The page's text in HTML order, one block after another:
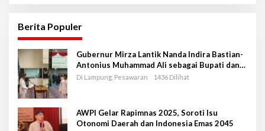
Berita Populer
Gubernur Mirza Lantik Nanda Indira Bastian-
Antonius Muhammad Ali sebagai Bupati dan
Wakil Bupati Pesawaran Periode 2025-2030
Di Lampung, Pesawaran 1436 Dilihat
AWPI Gelar Rapimnas 2025, Soroti Isu
Otonomi Daerah dan Indonesia Emas 2045